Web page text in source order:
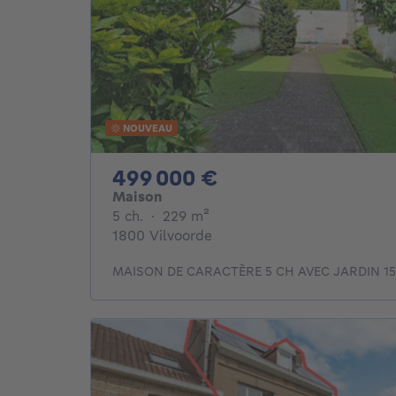
NOUVEAU
499 000 €
Maison
5 ch. 5 chambres
· 229 m²
1800 Vilvoorde
MAISON DE CARACTÈRE 5 CH AVEC JARDIN